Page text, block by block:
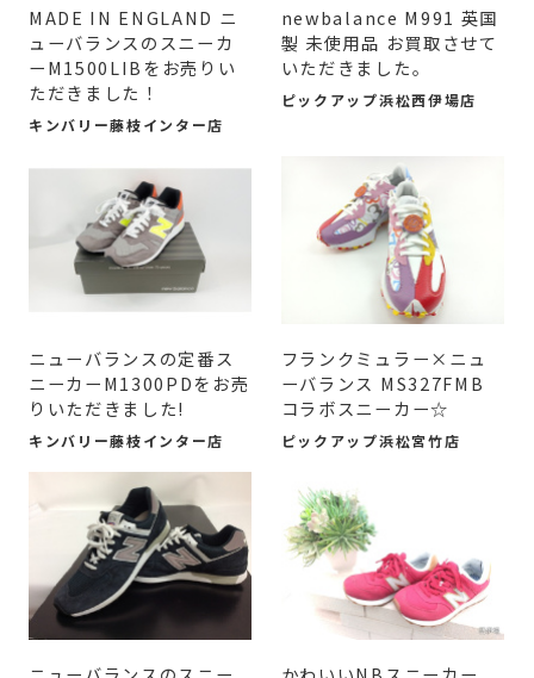
MADE IN ENGLAND ニ
ューバランスのスニーカ
ーM1500LIBをお売りい
ただきました！
キンバリー藤枝インター店
newbalance M991 英国
製 未使用品 お買取させて
いただきました。
ピックアップ浜松西伊場店
ニューバランスの定番ス
ニーカーM1300PDをお売
りいただきました!
キンバリー藤枝インター店
フランクミュラー×ニュ
ーバランス MS327FMB
コラボスニーカー☆
ピックアップ浜松宮竹店